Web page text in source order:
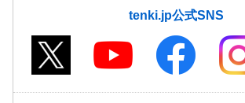
tenki.jp公式SNS